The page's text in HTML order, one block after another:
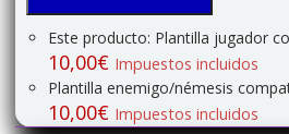
Este producto: Plantilla jugador
10,00€ Impuestos incluidos
Plantilla enemigo/némesis
10,00€ Impuestos incluidos